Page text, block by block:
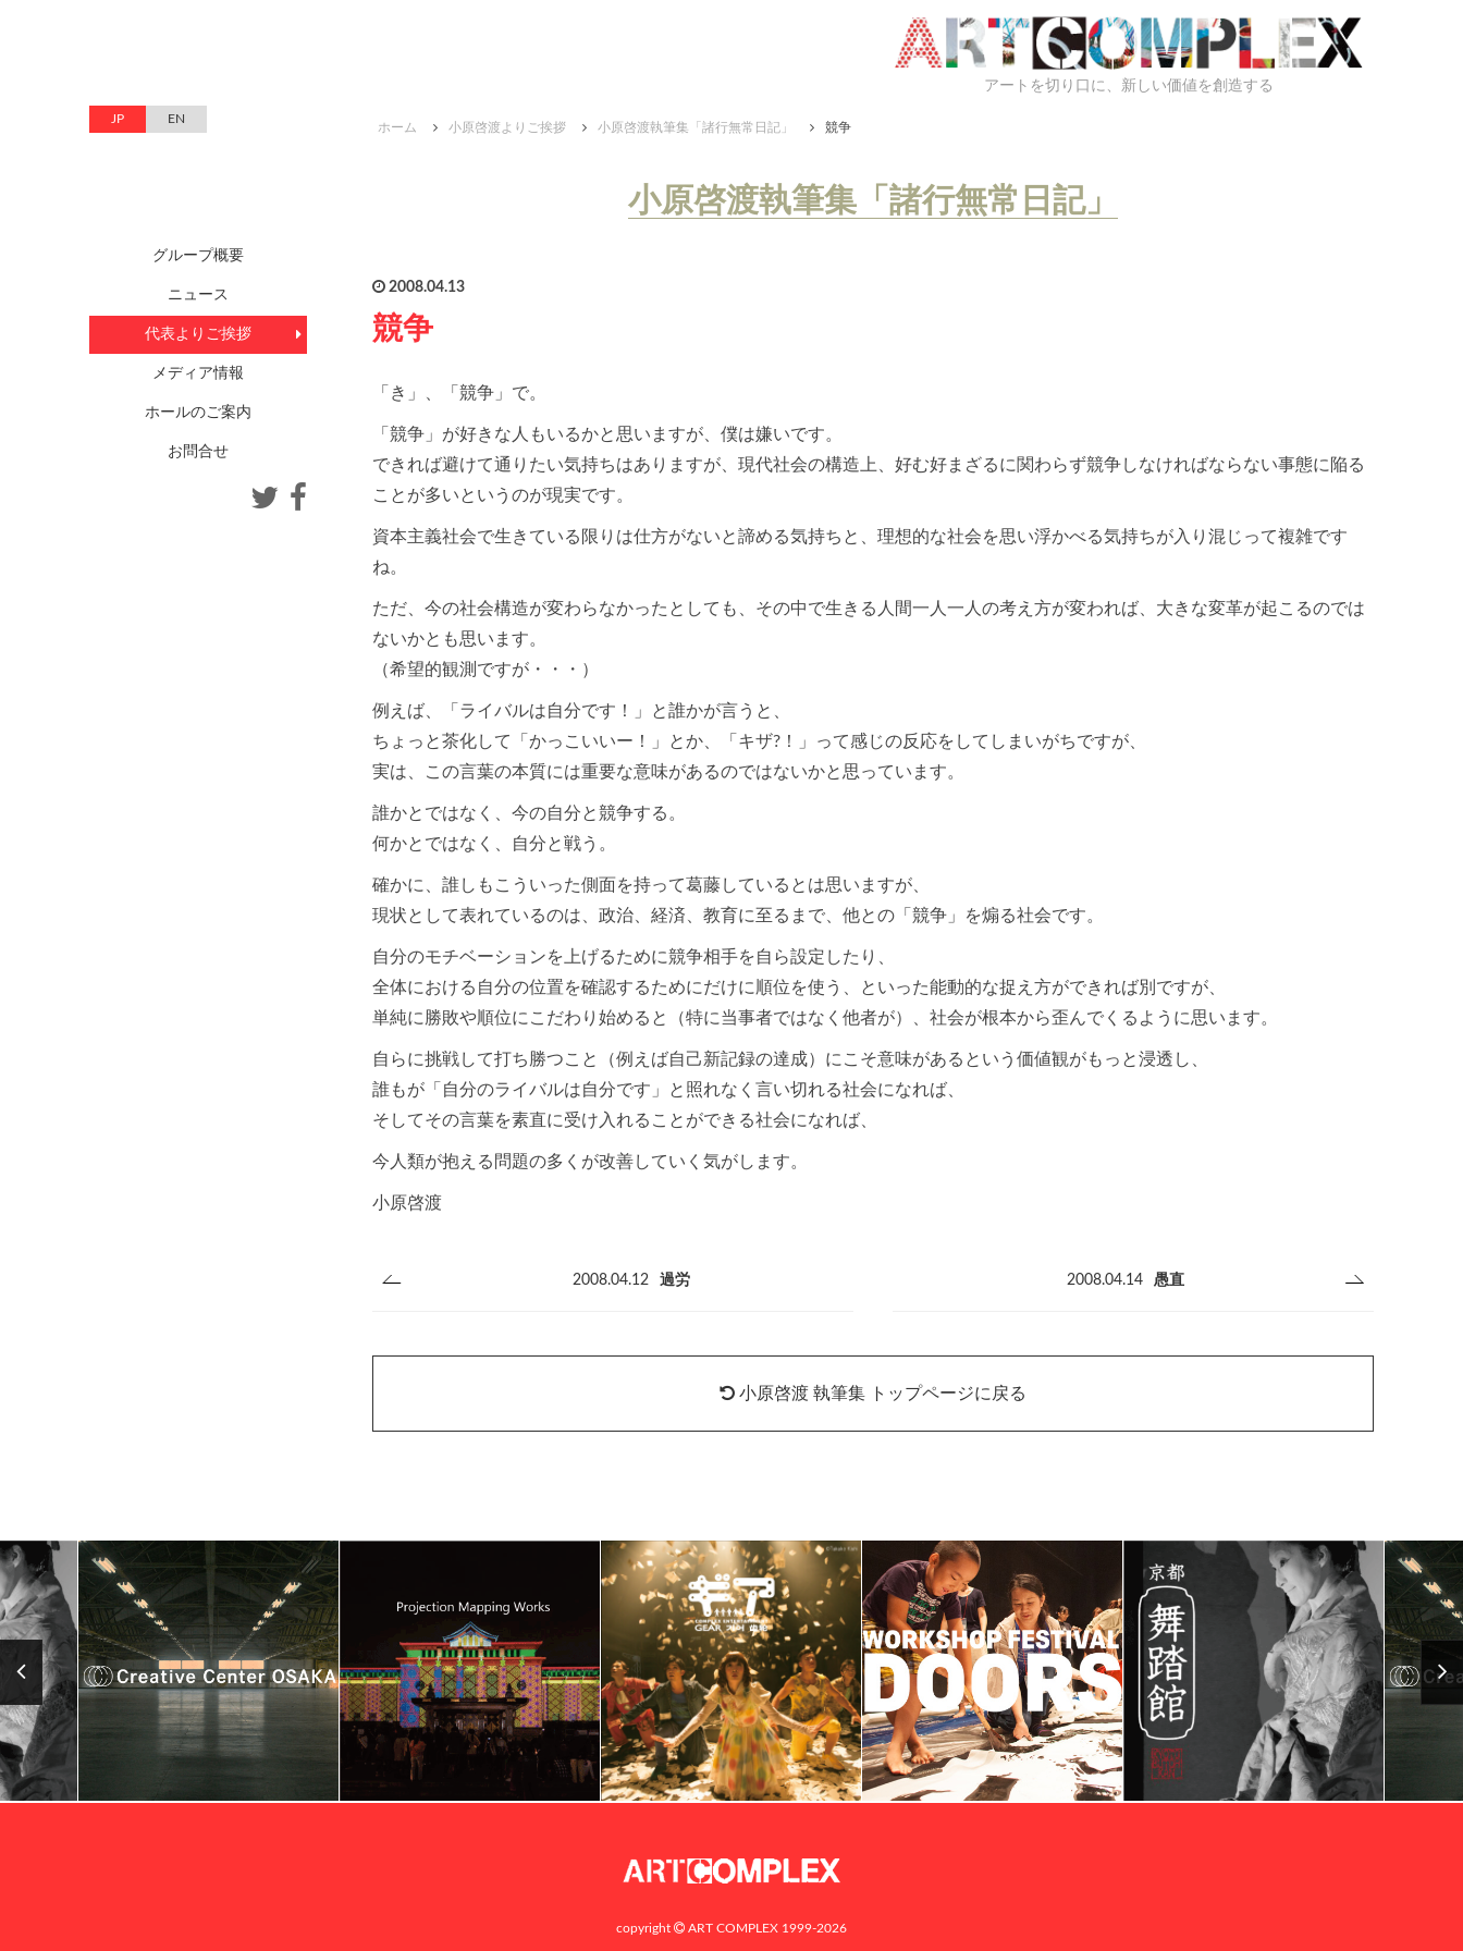
アートを切り口に、新しい価値を創造する
ホーム 小原啓渡よりご挨拶 小原啓渡執筆集「諸行無常日記」 競争
小原啓渡執筆集「諸行無常日記」
2008.04.13
競争
「き」、「競争」で。
「競争」が好きな人もいるかと思いますが、僕は嫌いです。
できれば避けて通りたい気持ちはありますが、現代社会の構造上、好む好まざるに関わらず競争しなければならない事態に陥る
ことが多いというのが現実です。
資本主義社会で生きている限りは仕方がないと諦める気持ちと、理想的な社会を思い浮かべる気持ちが入り混じって複雑です
ね。
ただ、今の社会構造が変わらなかったとしても、その中で生きる人間一人一人の考え方が変われば、大きな変革が起こるのでは
ないかとも思います。
（希望的観測ですが・・・）
例えば、「ライバルは自分です！」と誰かが言うと、
ちょっと茶化して「かっこいいー！」とか、「キザ?！」って感じの反応をしてしまいがちですが、
実は、この言葉の本質には重要な意味があるのではないかと思っています。
誰かとではなく、今の自分と競争する。
何かとではなく、自分と戦う。
確かに、誰しもこういった側面を持って葛藤しているとは思いますが、
現状として表れているのは、政治、経済、教育に至るまで、他との「競争」を煽る社会です。
自分のモチベーションを上げるために競争相手を自ら設定したり、
全体における自分の位置を確認するためにだけに順位を使う、といった能動的な捉え方ができれば別ですが、
単純に勝敗や順位にこだわり始めると（特に当事者ではなく他者が）、社会が根本から歪んでくるように思います。
自らに挑戦して打ち勝つこと（例えば自己新記録の達成）にこそ意味があるという価値観がもっと浸透し、
誰もが「自分のライバルは自分です」と照れなく言い切れる社会になれば、
そしてその言葉を素直に受け入れることができる社会になれば、
今人類が抱える問題の多くが改善していく気がします。
小原啓渡
2008.04.12 過労 2008.04.14 愚直
小原啓渡 執筆集 トップページに戻る
JP EN
グループ概要
ニュース
代表よりご挨拶
メディア情報
ホールのご案内
お問合せ
copyright ART COMPLEX 1999-2026